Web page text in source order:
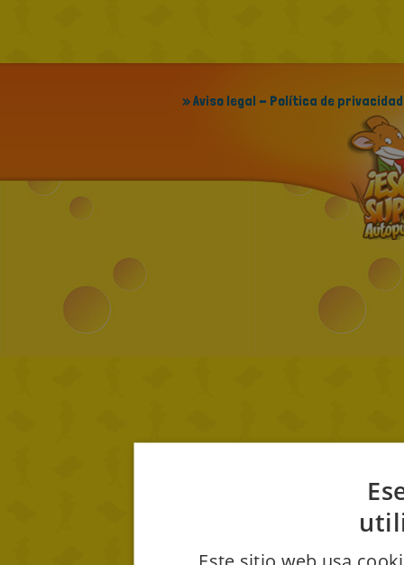
» Aviso legal - Política de privacidad